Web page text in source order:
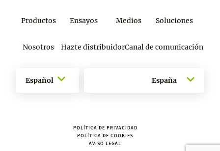
Productos Ensayos Medios Soluciones
Nosotros Hazte distribuidorCanal de comunicación
Español España
POLÍTICA DE PRIVACIDAD
POLÍTICA DE COOKIES
AVISO LEGAL